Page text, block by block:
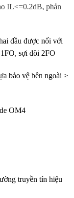
đầu được nối với
sợi đôi 2FO
bảo vệ bên ngoài ≥
OM4
truyền tín hiệu